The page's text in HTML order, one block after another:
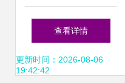
丨手术前中后 温暖
守护您 二
查看详情
更新时间：2026-08-06
19:42:42